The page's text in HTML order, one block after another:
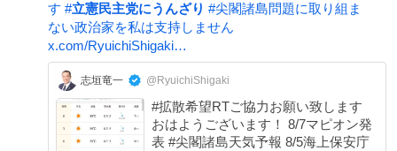
す #立憲民主党にうんざり #尖閣諸島問題に取り組ま
ない政治家を私は支持しません
x.com/RyuichiShigaki…
志垣竜一 @RyuichiShigaki
#拡散希望RTご協力お願い致します
おはようございます！ 8/7マピオン発
表 #尖閣諸島天気予報 8/5海上保安庁